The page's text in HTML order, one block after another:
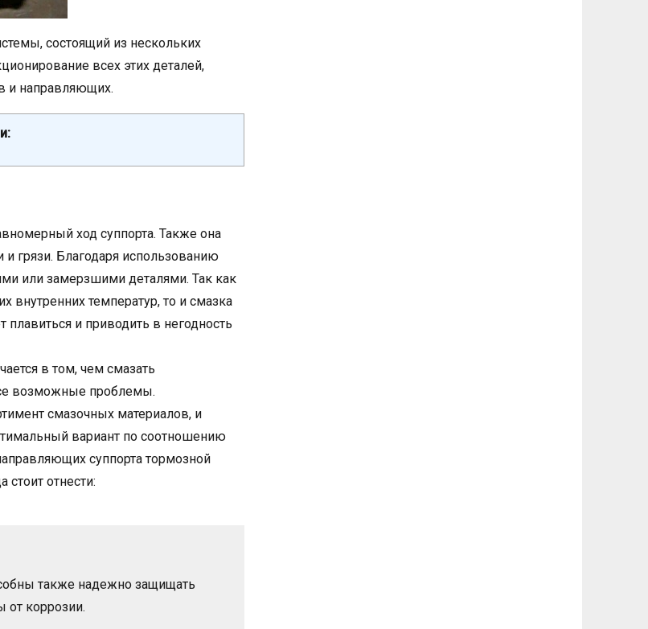
состоящий из нескольких
всех этих деталей,
и направляющих.
ход суппорта. Также она
грязи. Благодаря использованию
или замерзшими деталями. Так как
внутренних температур, то и смазка
и приводить в негодность
в том, чем смазать
возможные проблемы.
смазочных материалов, и
вариант по соотношению
суппорта тормозной
отнести:
также надежно защищать
от коррозии.